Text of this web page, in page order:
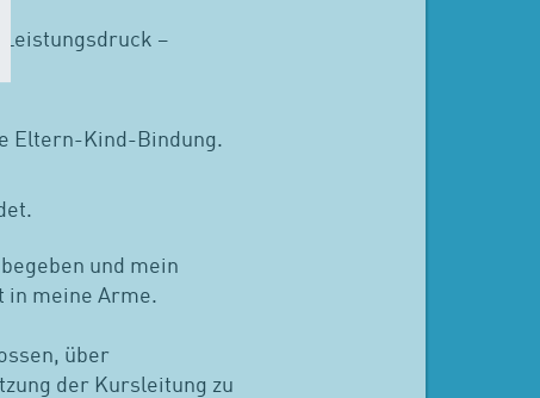
–
Eltern-Kind-Bindung.
und mein
in meine Arme.
über
der Kursleitung zu